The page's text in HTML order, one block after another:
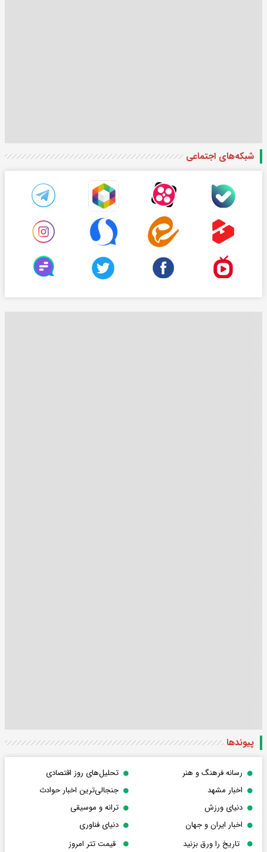
شبکه‌های اجتماعی
پیوندها
رسانه فرهنگ و هنر
تحلیل‌های روز اقتصادی
اخبار مشهد
جنجالی‌ترین اخبار حوادث
دنیای ورزش
ترانه و موسیقی
اخبار ایران و جهان
دنیای فناوری
تاریخ را ورق بزنید
قیمت تتر امروز